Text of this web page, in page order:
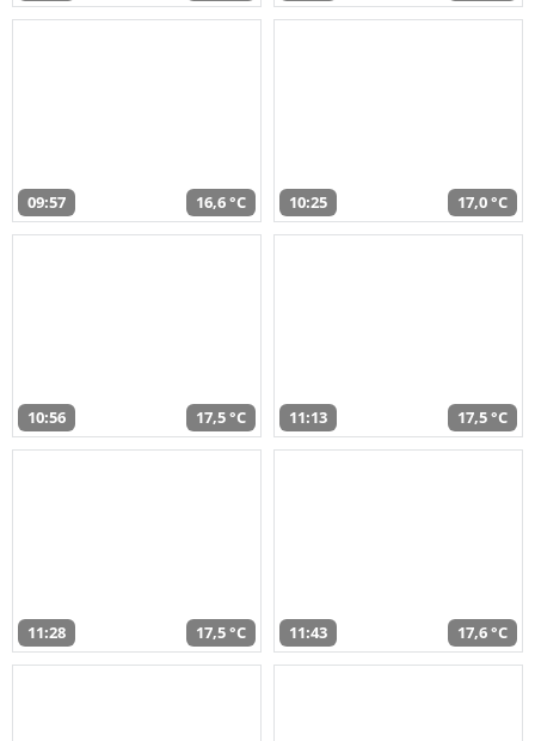
09:57 16,6 °C 10:25 17,0 °C
10:56 17,5 °C 11:13 17,5 °C
11:28 17,5 °C 11:43 17,6 °C